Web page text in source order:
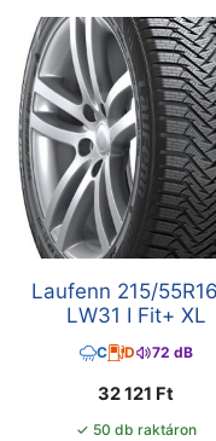
Laufenn 215/
LW31 I Fit+ XL
C D 72 dB
32 121 Ft
✓ 50 db raktáron